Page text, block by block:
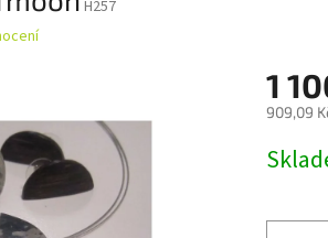
H257
1
909,09
cena: